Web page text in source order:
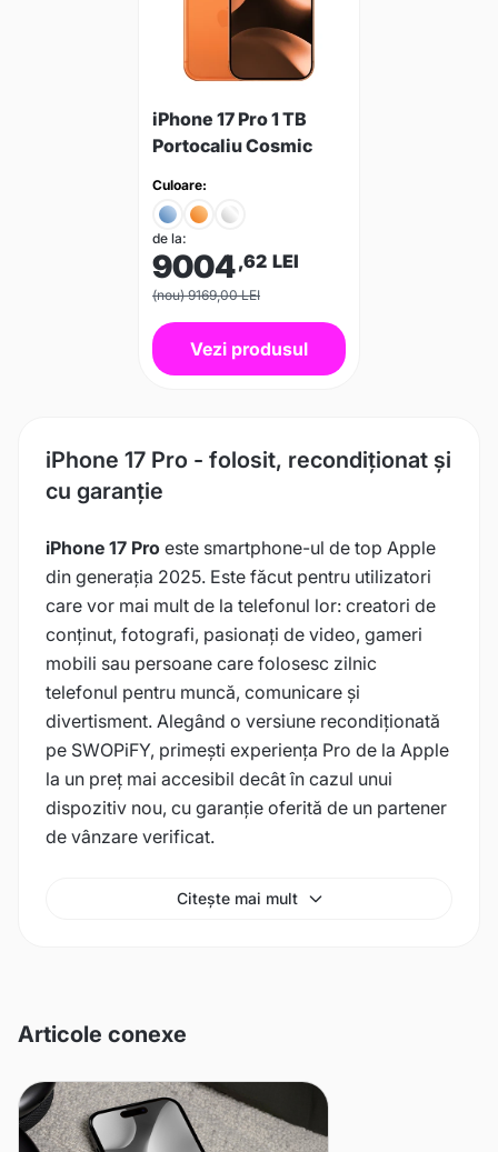
iPhone 17 Pro 1 TB
Portocaliu Cosmic
Culoare:
de la:
9004,62 LEI
(nou) 9169,00 LEI
Vezi produsul
iPhone 17 Pro - folosit, recondiționat și
cu garanție
iPhone 17 Pro este smartphone-ul de top Apple
din generația 2025. Este făcut pentru utilizatori
care vor mai mult de la telefonul lor: creatori de
conținut, fotografi, pasionați de video, gameri
mobili sau persoane care folosesc zilnic
telefonul pentru muncă, comunicare și
divertisment. Alegând o versiune recondiționată
pe SWOPiFY, primești experiența Pro de la Apple
la un preț mai accesibil decât în cazul unui
dispozitiv nou, cu garanție oferită de un partener
de vânzare verificat.
Citește mai mult
Articole conexe